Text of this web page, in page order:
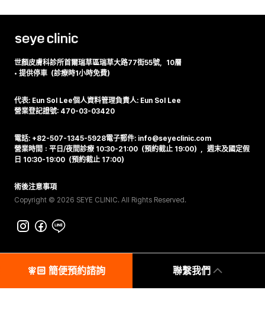
世顏皮膚科診所首爾瑞草區瑞草大路77街55號，10層
• 提供停車（診療時1小時免費）
代表: Eun Sol Lee個人資料管理負責人: Eun Sol Lee
營業登記證號: 470-03-03420
電話: +82-507-1345-5928電子郵件: info@seyeclinic.com
營業時間：平日/夜間診療 10:30-21:00（預約截止 19:00），週末及國定假
日 10:30-19:00（預約截止 17:00）
術後注意事項
Copyright © 2026 SEYE CLINIC. All Rights Reserved.
🧚🏻‍️ 簡便預約諮詢 聯繫我們